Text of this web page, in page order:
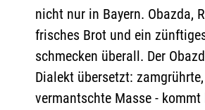
nicht nur in Bayern. Obazda,
frisches Brot und ein
schmecken überall. Der
Dialekt übersetzt: zamgrührte,
vermantschte Masse - kommt